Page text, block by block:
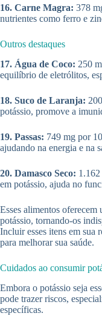
16. Carne Magra: 378
nutrientes como ferro e
Outros destaques
17. Água de Coco: 250
equilíbrio de eletrólitos,
18. Suco de Laranja:
potássio, promove a
19. Passas: 749 mg por
ajudando na energia e na
20. Damasco Seco:
em potássio, ajuda no
Esses alimentos oferecem
potássio, tornando-os
Incluir esses itens em sua
para melhorar sua saúde.
Cuidados ao consumir
Embora o potássio seja
pode trazer riscos,
específicas.